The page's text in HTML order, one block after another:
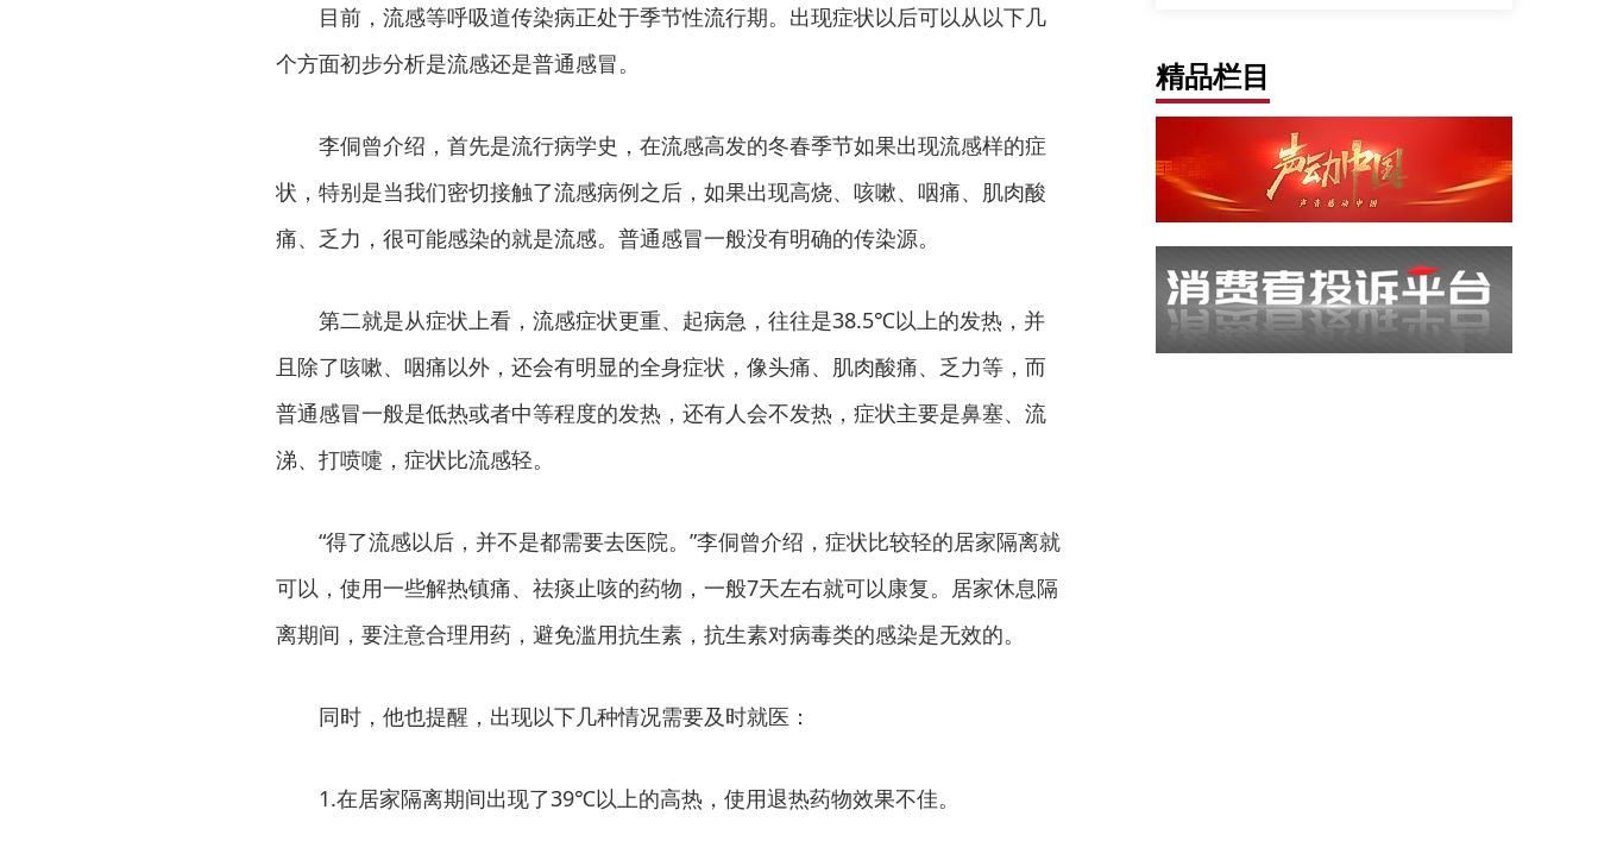
目前，流感等呼吸道传染病正处于季节性流行期。出现症状以后可以从以下几
个方面初步分析是流感还是普通感冒。
李侗曾介绍，首先是流行病学史，在流感高发的冬春季节如果出现流感样的症
状，特别是当我们密切接触了流感病例之后，如果出现高烧、咳嗽、咽痛、肌肉酸
痛、乏力，很可能感染的就是流感。普通感冒一般没有明确的传染源。
第二就是从症状上看，流感症状更重、起病急，往往是38.5℃以上的发热，并
且除了咳嗽、咽痛以外，还会有明显的全身症状，像头痛、肌肉酸痛、乏力等，而
普通感冒一般是低热或者中等程度的发热，还有人会不发热，症状主要是鼻塞、流
涕、打喷嚏，症状比流感轻。
“得了流感以后，并不是都需要去医院。”李侗曾介绍，症状比较轻的居家隔离就
可以，使用一些解热镇痛、祛痰止咳的药物，一般7天左右就可以康复。居家休息隔
离期间，要注意合理用药，避免滥用抗生素，抗生素对病毒类的感染是无效的。
同时，他也提醒，出现以下几种情况需要及时就医：
1.在居家隔离期间出现了39℃以上的高热，使用退热药物效果不佳。
精品栏目